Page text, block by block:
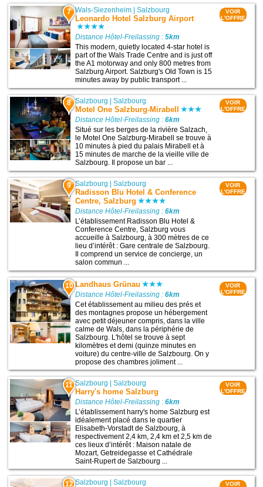
7 Wals-Siezenheim |Salzbourg
Leonardo Hotel Salzburg Airport
Distance Hôtel-Freilassing :5km
This modern, quietly located 4-star hotel is
part of the Wals Trade Centre and is just off
the A1 motorway and only 800 metres from
Salzburg Airport. Salzburg's Old Town is 15
minutes away by public transport ...
VOIR
L'OFFRE
8 Salzbourg |Salzbourg
Motel One Salzburg-Mirabell
Distance Hôtel-Freilassing :6km
Situé sur les berges de la rivière Salzach,
le Motel One Salzburg-Mirabell se trouve à
10 minutes à pied du palais Mirabell et à
15 minutes de marche de la vieille ville de
Salzbourg. Il propose un bar ...
VOIR
L'OFFRE
9 Salzbourg |Salzbourg
Radisson Blu Hotel & Conference
Centre, Salzburg
Distance Hôtel-Freilassing :6km
L’établissement Radisson Blu Hotel &
Conference Centre, Salzburg vous
accueille à Salzbourg, à 300 mètres de ce
lieu d’intérêt : Gare centrale de Salzbourg.
Il comprend un service de concierge, un
salon commun ...
VOIR
L'OFFRE
10 Landhaus Grünau
Distance Hôtel-Freilassing :6km
Cet établissement au milieu des prés et
des montagnes propose un hébergement
avec petit déjeuner compris, dans la ville
calme de Wals, dans la périphérie de
Salzbourg. L'hôtel se trouve à sept
kilomètres et demi (quinze minutes en
voiture) du centre-ville de Salzbourg. On y
propose des chambres joliment ...
VOIR
L'OFFRE
11 Salzbourg |Salzbourg
Harry's home Salzburg
Distance Hôtel-Freilassing :6km
L’établissement harry's home Salzburg est
idéalement placé dans le quartier
Elisabeth-Vorstadt de Salzbourg, à
respectivement 2,4 km, 2,4 km et 2,5 km de
ces lieux d’intérêt : Maison natale de
Mozart, Getreidegasse et Cathédrale
Saint-Rupert de Salzbourg ...
VOIR
L'OFFRE
12 Salzbourg |Salzbourg
VOIR